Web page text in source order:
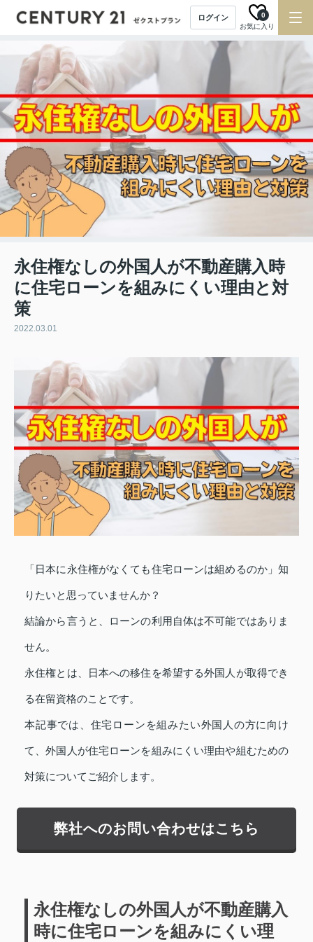
ログイン
お気に入り
0
永住権なしの外国人が不動産購入時
に住宅ローンを組みにくい理由と対
策
2022.03.01
「日本に永住権がなくても住宅ローンは組めるのか」知
りたいと思っていませんか？
結論から言うと、ローンの利用自体は不可能ではありま
せん。
永住権とは、日本への移住を希望する外国人が取得でき
る在留資格のことです。
本記事では、住宅ローンを組みたい外国人の方に向け
て、外国人が住宅ローンを組みにくい理由や組むための
対策についてご紹介します。
弊社へのお問い合わせはこちら
永住権なしの外国人が不動産購入
時に住宅ローンを組みにくい理